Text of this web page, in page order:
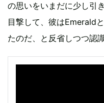
の思いをいまだに少し引
目撃して、彼はEmerald
たのだ、と反省しつつ認